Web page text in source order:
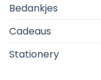
Bedankjes
Cadeaus
Stationery